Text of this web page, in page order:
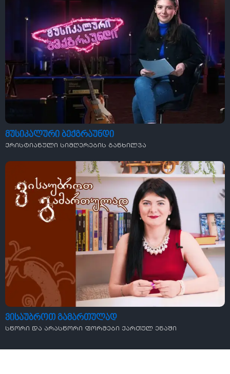
მუსიკალური ბექგრაუნდი
ქრისტიანული სიმღერების განხილვა
ვისაუბროთ გამართულად
სწორი და არასწორი ფორმები ქართულ ენაში